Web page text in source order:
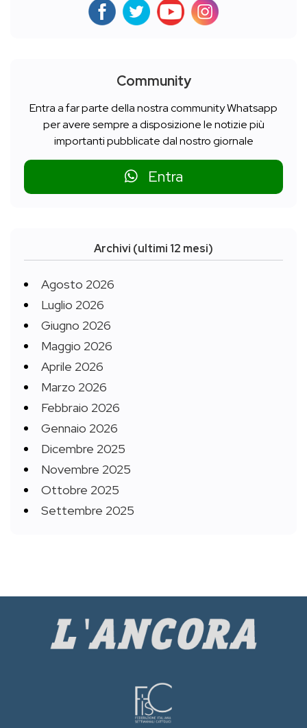
Community
Entra a far parte della nostra community Whatsapp
per avere sempre a disposizione le notizie più
importanti pubblicate dal nostro giornale
Entra
Archivi (ultimi 12 mesi)
Agosto 2026
Luglio 2026
Giugno 2026
Maggio 2026
Aprile 2026
Marzo 2026
Febbraio 2026
Gennaio 2026
Dicembre 2025
Novembre 2025
Ottobre 2025
Settembre 2025